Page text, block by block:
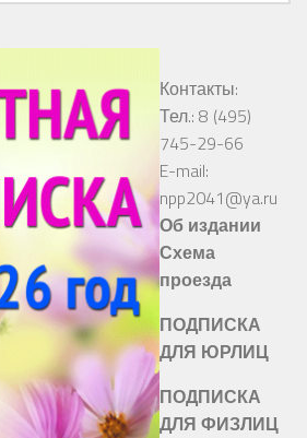
Контакты:
Тел.: 8 (495)
745-29-66
E-mail:
npp2041@ya.ru
Об издании
Схема
проезда
ПОДПИСКА
ДЛЯ ЮРЛИЦ
ПОДПИСКА
ДЛЯ ФИЗЛИЦ